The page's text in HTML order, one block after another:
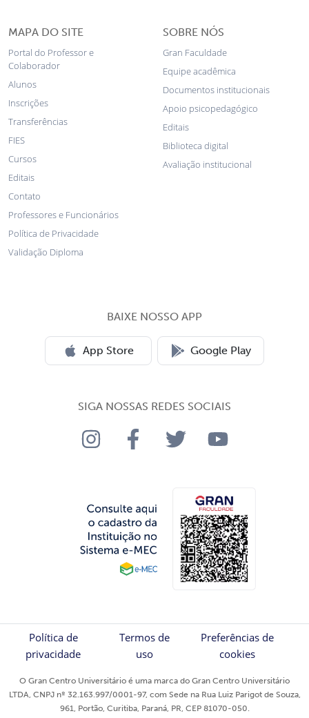
MAPA DO SITE
Portal do Professor e
Colaborador
Alunos
Inscrições
Transferências
FIES
Cursos
Editais
Contato
Professores e Funcionários
Política de Privacidade
Validação Diploma
SOBRE NÓS
Gran Faculdade
Equipe acadêmica
Documentos institucionais
Apoio psicopedagógico
Editais
Biblioteca digital
Avaliação institucional
BAIXE NOSSO APP
App Store Google Play
SIGA NOSSAS REDES SOCIAIS
Política de
privacidade
Termos de
uso
Preferências de
cookies
O Gran Centro Universitário é uma marca do Gran Centro Universitário
LTDA, CNPJ nº 32.163.997/0001-97, com Sede na Rua Luiz Parigot de Souza,
961, Portão, Curitiba, Paraná, PR, CEP 81070-050.